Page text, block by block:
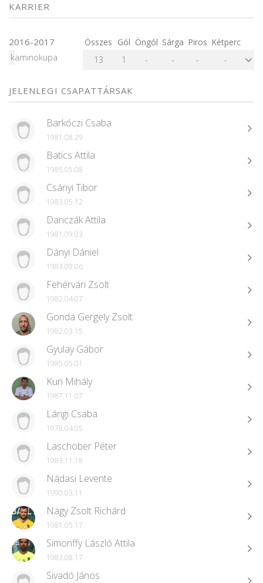
KARRIER
2016-2017 Összes Gól Öngól Sárga Piros Kétperc
kaminokupa
13 1 - - - -
JELENLEGI CSAPATTÁRSAK
Barkóczi Csaba
1981.08.29
Batics Attila
1985.05.08
Csányi Tibor
1983.05.12
Danczák Attila
1981.09.03
Dányi Dániel
1983.09.06
Fehérvári Zsolt
1982.04.07
Gonda Gergely Zsolt
1982.03.15
Gyulay Gábor
1985.05.01
Kun Mihály
1987.11.07
Lángi Csaba
1978.04.05
Laschober Péter
1983.11.18
Nádasi Levente
1990.03.11
Nagy Zsolt Richárd
1981.05.17
Simonffy László Attila
1983.08.17
Sivadó János